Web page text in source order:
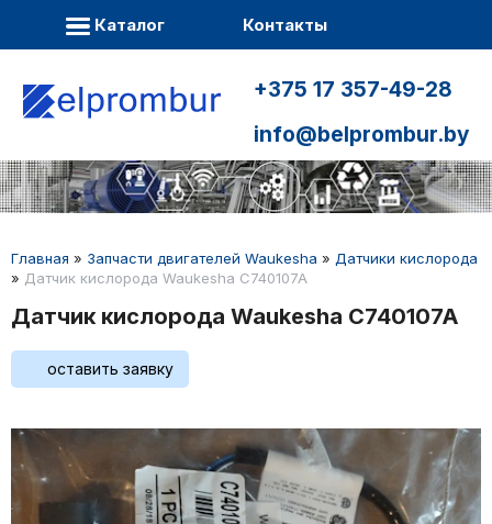
Каталог Контакты
+375 17 357-49-28
info@belprombur.by
Главная » Запчасти двигателей Waukesha » Датчики кислорода
» Датчик кислорода Waukesha C740107A
Датчик кислорода Waukesha C740107A
оставить заявку